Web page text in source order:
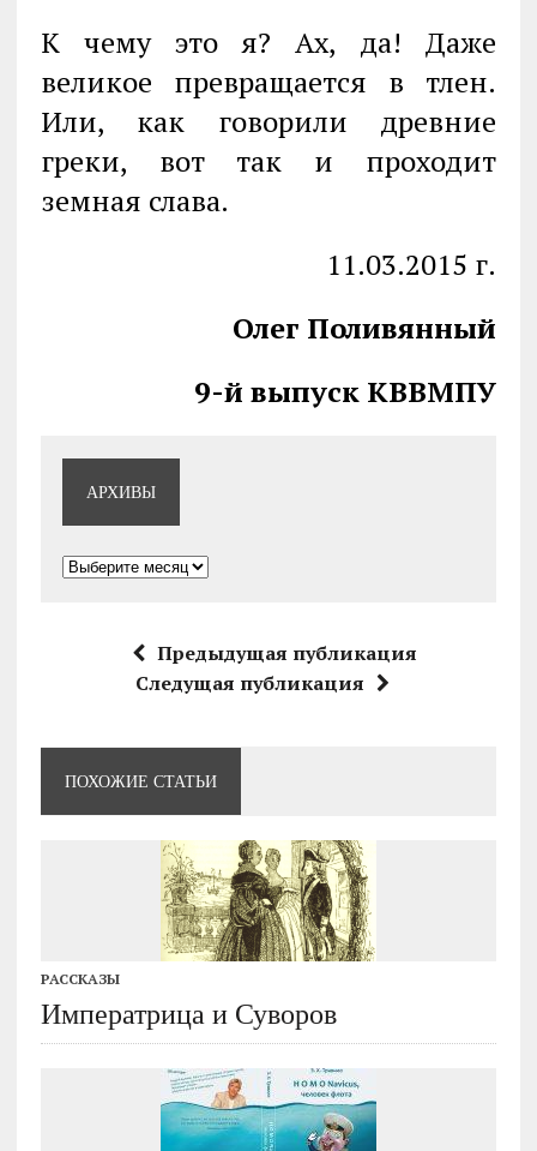
К чему это я? Ах, да! Даже
великое превращается в тлен.
Или, как говорили древние
греки, вот так и проходит
земная слава.
11.03.2015 г.
Олег Поливянный
9-й выпуск КВВМПУ
АРХИВЫ
Архивы
Предыдущая публикация
Следущая публикация
ПОХОЖИЕ СТАТЬИ
РАССКАЗЫ
Императрица и Суворов